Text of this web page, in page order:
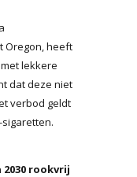
Oregon, heeft
lekkere
dat deze niet
verbod geldt
rookvrij